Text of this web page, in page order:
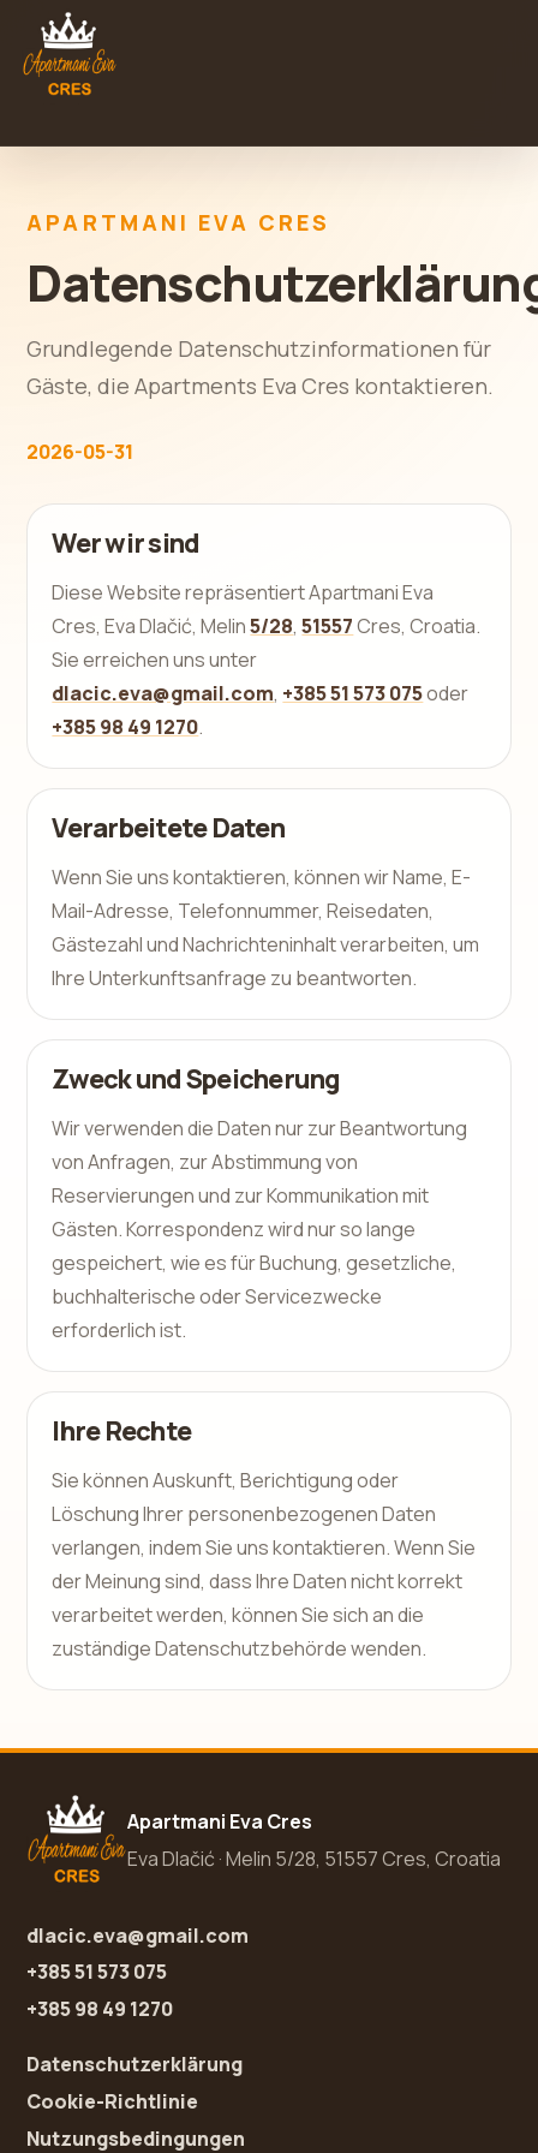
APARTMANI EVA CRES
Grundlegende Datenschutzinformationen für
Gäste, die Apartments Eva Cres kontaktieren.
2026-05-31
Wer wir sind
Diese Website repräsentiert Apartmani Eva
Cres, Eva Dlačić, Melin5/28,51557Cres, Croatia.
Sie erreichen uns unter
dlacic.eva@gmail.com, +385 51 573 075oder
+385 98 49 1270.
Verarbeitete Daten
Wenn Sie uns kontaktieren, können wir Name, E-
Mail-Adresse, Telefonnummer, Reisedaten,
Gästezahl und Nachrichteninhalt verarbeiten, um
Ihre Unterkunftsanfrage zu beantworten.
Zweck und Speicherung
Wir verwenden die Daten nur zur Beantwortung
von Anfragen, zur Abstimmung von
Reservierungen und zur Kommunikation mit
Gästen. Korrespondenz wird nur so lange
gespeichert, wie es für Buchung, gesetzliche,
buchhalterische oder Servicezwecke
erforderlich ist.
Ihre Rechte
Sie können Auskunft, Berichtigung oder
Löschung Ihrer personenbezogenen Daten
verlangen, indem Sie uns kontaktieren. Wenn Sie
der Meinung sind, dass Ihre Daten nicht korrekt
verarbeitet werden, können Sie sich an die
zuständige Datenschutzbehörde wenden.
Apartmani Eva Cres
Eva Dlačić · Melin 5/28, 51557 Cres, Croatia
dlacic.eva@gmail.com
+385 51 573 075
+385 98 49 1270
Datenschutzerklärung
Cookie-Richtlinie
Nutzungsbedingungen